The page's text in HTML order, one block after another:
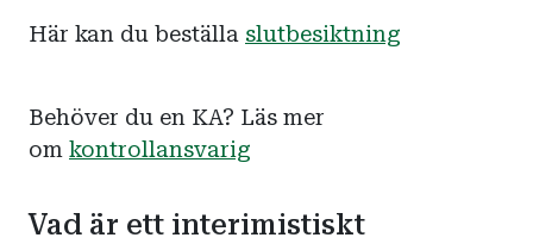
Här kan du beställa slutbesiktning
Behöver du en KA? Läs mer
om kontrollansvarig
Vad är ett interimistiskt